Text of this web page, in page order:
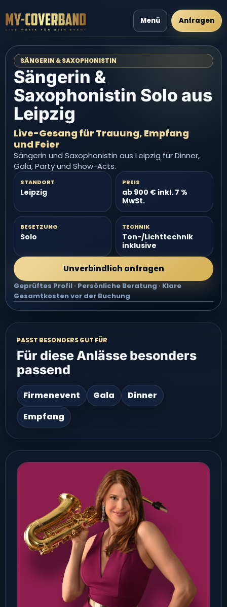
Menü Anfragen
SÄNGERIN & SAXOPHONISTIN
Sängerin &
Saxophonistin Solo aus
Leipzig
Live-Gesang für Trauung, Empfang
und Feier
Sängerin und Saxophonistin aus Leipzig für Dinner,
Gala, Party und Show-Acts.
STANDORT
Leipzig
PREIS
ab 900 € inkl. 7 %
MwSt.
BESETZUNG
Solo
TECHNIK
Ton-/Lichttechnik
inklusive
Unverbindlich anfragen
Geprüftes Profil · Persönliche Beratung · Klare
Gesamtkosten vor der Buchung
PASST BESONDERS GUT FÜR
Für diese Anlässe besonders
passend
Firmenevent Gala
Dinner
Empfang